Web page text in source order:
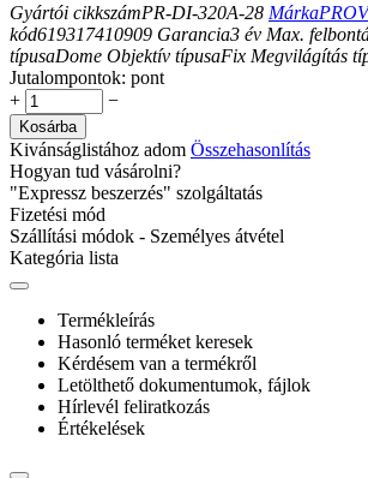
Gyártói cikkszámPR-DI-320A-28 Márka
kód619317410909 Garancia3 év Max.
típusaDome Objektív típusaFix Megvilágítás
Jutalompontok: pont
+
−
Kosárba
Kivánságlistához adom Összehasonlítás
Hogyan tud vásárolni?
"Expressz beszerzés" szolgáltatás
Fizetési mód
Szállítási módok - Személyes átvétel
Kategória lista
Termékleírás
Hasonló terméket keresek
Kérdésem van a termékről
Letölthető dokumentumok, fájlok
Hírlevél feliratkozás
Értékelések